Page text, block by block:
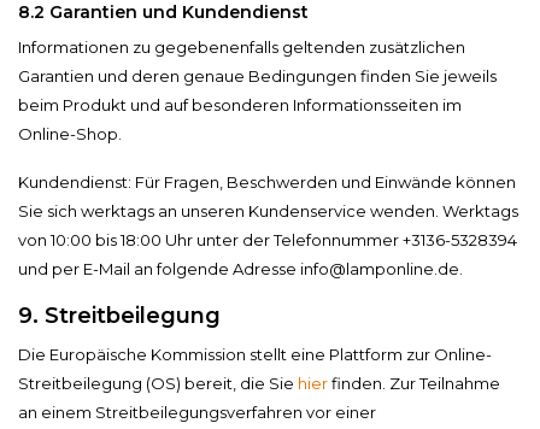
8.2 Garantien und Kundendienst
Informationen zu gegebenenfalls geltenden zusätzlichen
Garantien und deren genaue Bedingungen finden Sie jeweils
beim Produkt und auf besonderen Informationsseiten im
Online-Shop.
Kundendienst: Für Fragen, Beschwerden und Einwände können
Sie sich werktags an unseren Kundenservice wenden. Werktags
von 10:00 bis 18:00 Uhr unter der Telefonnummer +3136-5328394
und per E-Mail an folgende Adresse info@lamponline.de
9. Streitbeilegung​​​​​​​
Die Europäische Kommission stellt eine Plattform zur Online-
Streitbeilegung (OS) bereit, die Sie hierfinden. Zur Teilnahme
an einem Streitbeilegungsverfahren vor einer